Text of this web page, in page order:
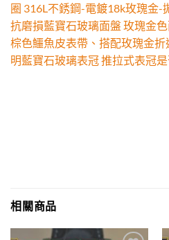
圈 316L不銹鋼-電鍍18k玫瑰金-
抗磨損藍寶石玻璃面盤 玫瑰金
棕色鱷魚皮表帶、搭配玫瑰金
明藍寶石玻璃表冠 推拉式表冠
相關商品